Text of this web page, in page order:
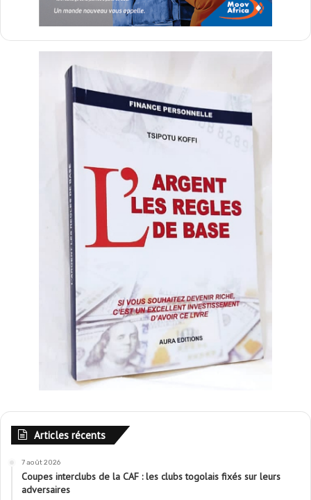
Articles récents
7 août 2026
Coupes interclubs de la CAF : les clubs togolais fixés sur leurs
adversaires